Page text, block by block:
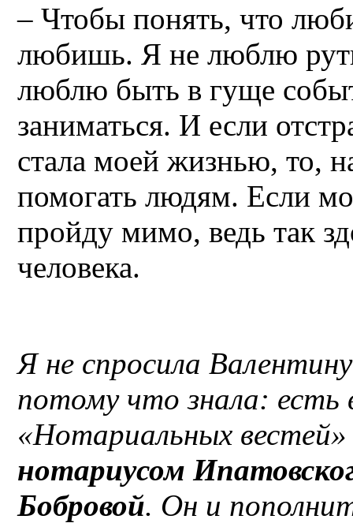
– Чтобы понять, что
любишь. Я не люблю
люблю быть в гуще
заниматься. И если
стала моей жизнью, то,
помогать людям. Если
пройду мимо, ведь так
человека.
Я не спросила
потому что знала: есть
«Нотариальных
нотариусом
Бобровой. Он и